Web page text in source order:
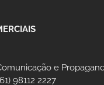
e
98112 2227